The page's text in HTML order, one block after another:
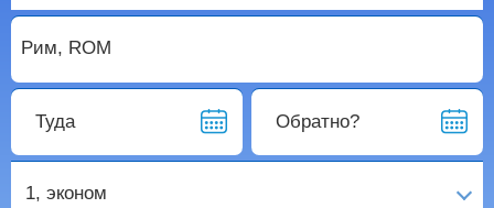
Туда Обратно?
1, эконом